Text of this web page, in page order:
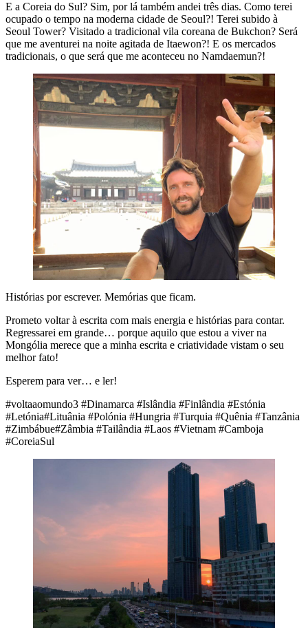
E a Coreia do Sul? Sim, por lá também andei três dias. Como terei
ocupado o tempo na moderna cidade de Seoul?! Terei subido à
Seoul Tower? Visitado a tradicional vila coreana de Bukchon? Será
que me aventurei na noite agitada de Itaewon?! E os mercados
tradicionais, o que será que me aconteceu no Namdaemun?!
Histórias por escrever. Memórias que ficam.
Prometo voltar à escrita com mais energia e histórias para contar.
Regressarei em grande… porque aquilo que estou a viver na
Mongólia merece que a minha escrita e criatividade vistam o seu
melhor fato!
Esperem para ver… e ler!
#voltaaomundo3 #Dinamarca #Islândia #Finlândia #Estónia
#Letónia#Lituânia #Polónia #Hungria #Turquia #Quênia #Tanzânia
#Zimbábue#Zâmbia #Tailândia #Laos #Vietnam #Camboja
#CoreiaSul